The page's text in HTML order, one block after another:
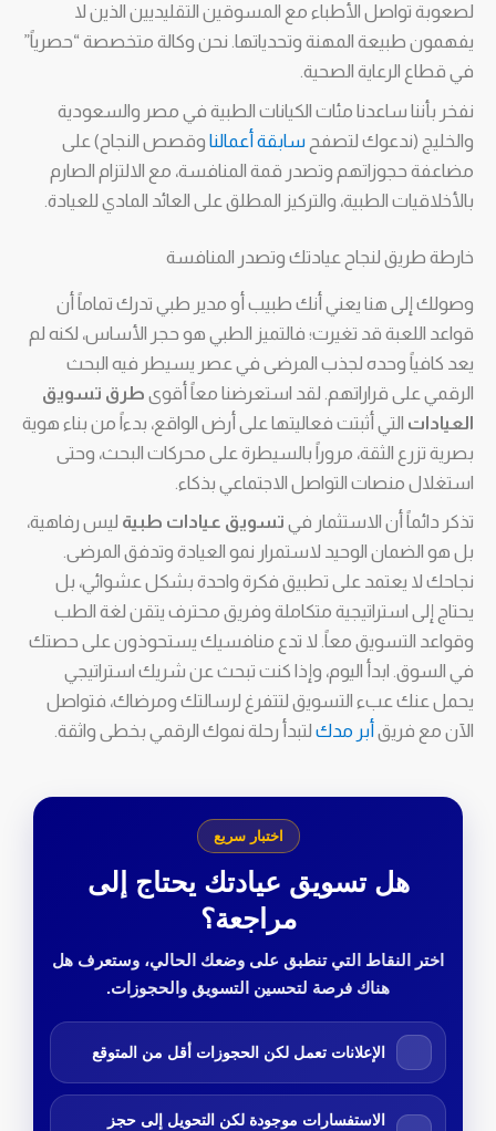
لصعوبة تواصل الأطباء مع المسوقين التقليديين الذين لا
يفهمون طبيعة المهنة وتحدياتها. نحن وكالة متخصصة “حصرياً”
في قطاع الرعاية الصحية.
نفخر بأننا ساعدنا مئات الكيانات الطبية في مصر والسعودية
والخليج (ندعوك لتصفح سابقة أعمالنا وقصص النجاح) على
مضاعفة حجوزاتهم وتصدر قمة المنافسة، مع الالتزام الصارم
بالأخلاقيات الطبية، والتركيز المطلق على العائد المادي للعيادة.
خارطة طريق لنجاح عيادتك وتصدر المنافسة
وصولك إلى هنا يعني أنك طبيب أو مدير طبي تدرك تماماً أن
قواعد اللعبة قد تغيرت؛ فالتميز الطبي هو حجر الأساس، لكنه لم
يعد كافياً وحده لجذب المرضى في عصر يسيطر فيه البحث
الرقمي على قراراتهم. لقد استعرضنا معاً أقوى طرق تسويق
العيادات التي أثبتت فعاليتها على أرض الواقع، بدءاً من بناء هوية
بصرية تزرع الثقة، مروراً بالسيطرة على محركات البحث، وحتى
استغلال منصات التواصل الاجتماعي بذكاء.
تذكر دائماً أن الاستثمار في تسويق عيادات طبية ليس رفاهية،
بل هو الضمان الوحيد لاستمرار نمو العيادة وتدفق المرضى.
نجاحك لا يعتمد على تطبيق فكرة واحدة بشكل عشوائي، بل
يحتاج إلى استراتيجية متكاملة وفريق محترف يتقن لغة الطب
وقواعد التسويق معاً. لا تدع منافسيك يستحوذون على حصتك
في السوق. ابدأ اليوم، وإذا كنت تبحث عن شريك استراتيجي
يحمل عنك عبء التسويق لتتفرغ لرسالتك ومرضاك، فتواصل
الآن مع فريق أبر مدك لتبدأ رحلة نموك الرقمي بخطى واثقة.
اختبار سريع
هل تسويق عيادتك يحتاج إلى
مراجعة؟
اختر النقاط التي تنطبق على وضعك الحالي، وستعرف هل
هناك فرصة لتحسين التسويق والحجوزات.
الإعلانات تعمل لكن الحجوزات أقل من المتوقع
الاستفسارات موجودة لكن التحويل إلى حجز